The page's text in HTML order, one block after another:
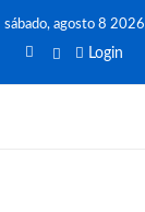
sábado, agosto 8 2026
Login